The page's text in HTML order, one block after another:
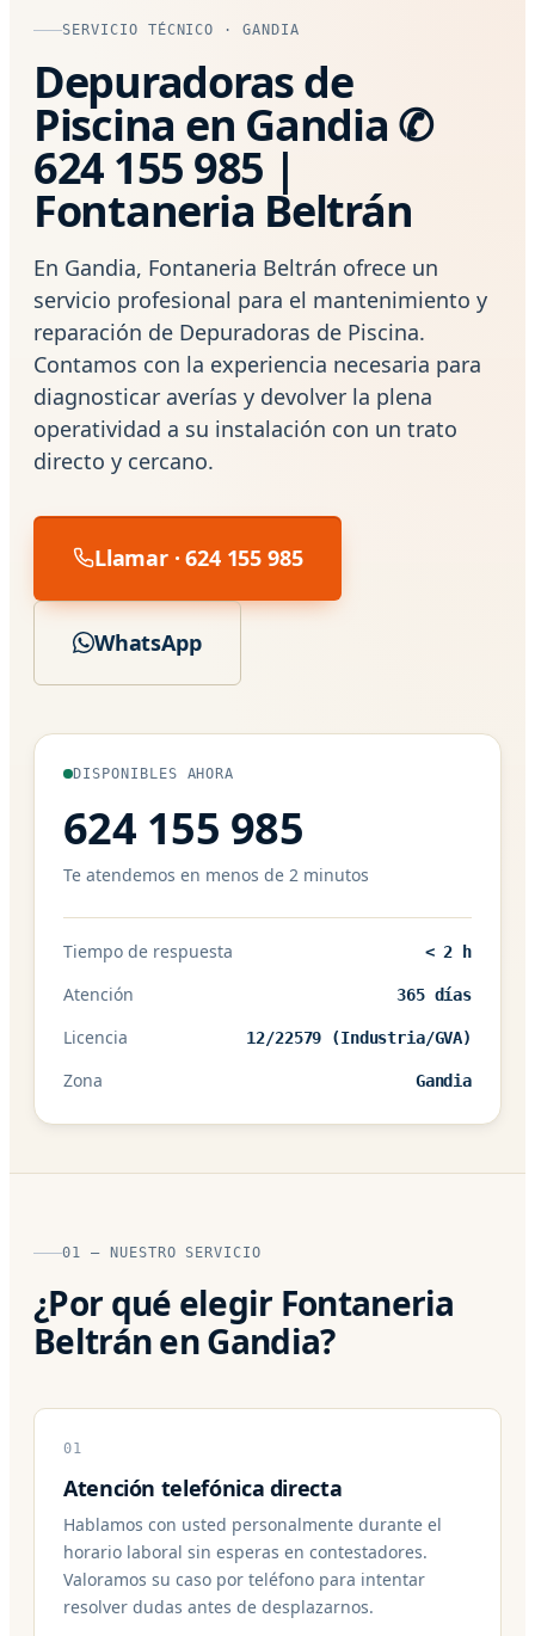
SERVICIO TÉCNICO · GANDIA
Depuradoras de
Piscina en Gandia ✆
624 155 985 |
Fontaneria Beltrán
En Gandia, Fontaneria Beltrán ofrece un
servicio profesional para el mantenimiento y
reparación de Depuradoras de Piscina.
Contamos con la experiencia necesaria para
diagnosticar averías y devolver la plena
operatividad a su instalación con un trato
directo y cercano.
Llamar · 624 155 985
WhatsApp
DISPONIBLES AHORA
624 155 985
Te atendemos en menos de 2 minutos
Tiempo de respuesta < 2 h
Atención 365 días
Licencia 12/22579 (Industria/GVA)
Zona Gandia
01 — NUESTRO SERVICIO
¿Por qué elegir Fontaneria
Beltrán en Gandia?
01
Atención telefónica directa
Hablamos con usted personalmente durante el
horario laboral sin esperas en contestadores.
Valoramos su caso por teléfono para intentar
resolver dudas antes de desplazarnos.